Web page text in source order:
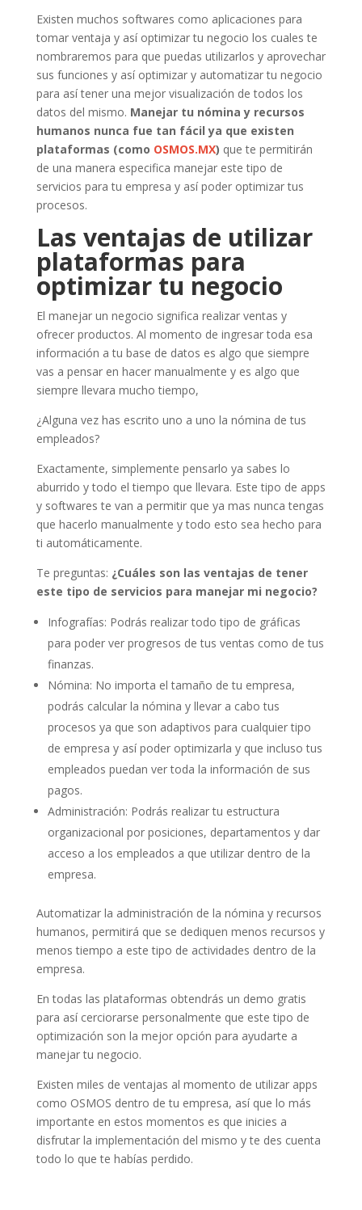
Existen muchos softwares como aplicaciones para
tomar ventaja y así optimizar tu negocio los cuales te
nombraremos para que puedas utilizarlos y aprovechar
sus funciones y así optimizar y automatizar tu negocio
para así tener una mejor visualización de todos los
datos del mismo. Manejar tu nómina y recursos
humanos nunca fue tan fácil ya que existen
plataformas (como OSMOS.MX) que te permitirán
de una manera especifica manejar este tipo de
servicios para tu empresa y así poder optimizar tus
procesos.
Las ventajas de utilizar
plataformas para
optimizar tu negocio
El manejar un negocio significa realizar ventas y
ofrecer productos. Al momento de ingresar toda esa
información a tu base de datos es algo que siempre
vas a pensar en hacer manualmente y es algo que
siempre llevara mucho tiempo,
¿Alguna vez has escrito uno a uno la nómina de tus
empleados?
Exactamente, simplemente pensarlo ya sabes lo
aburrido y todo el tiempo que llevara. Este tipo de apps
y softwares te van a permitir que ya mas nunca tengas
que hacerlo manualmente y todo esto sea hecho para
ti automáticamente.
Te preguntas: ¿Cuáles son las ventajas de tener
este tipo de servicios para manejar mi negocio?
Infografías: Podrás realizar todo tipo de gráficas
para poder ver progresos de tus ventas como de tus
finanzas.
Nómina: No importa el tamaño de tu empresa,
podrás calcular la nómina y llevar a cabo tus
procesos ya que son adaptivos para cualquier tipo
de empresa y así poder optimizarla y que incluso tus
empleados puedan ver toda la información de sus
pagos.
Administración: Podrás realizar tu estructura
organizacional por posiciones, departamentos y dar
acceso a los empleados a que utilizar dentro de la
empresa.
Automatizar la administración de la nómina y recursos
humanos, permitirá que se dediquen menos recursos y
menos tiempo a este tipo de actividades dentro de la
empresa.
En todas las plataformas obtendrás un demo gratis
para así cerciorarse personalmente que este tipo de
optimización son la mejor opción para ayudarte a
manejar tu negocio.
Existen miles de ventajas al momento de utilizar apps
como OSMOS dentro de tu empresa, así que lo más
importante en estos momentos es que inicies a
disfrutar la implementación del mismo y te des cuenta
todo lo que te habías perdido.